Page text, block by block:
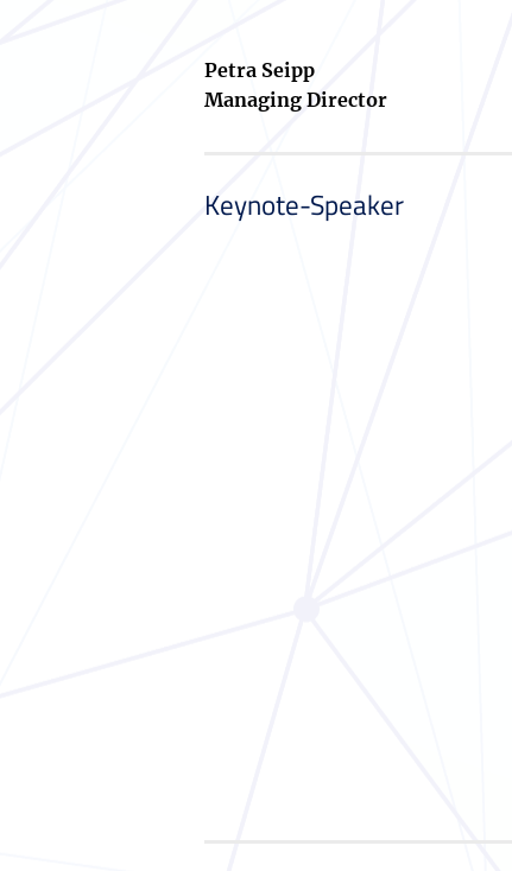
Petra Seipp
Managing Director
Keynote-Speaker